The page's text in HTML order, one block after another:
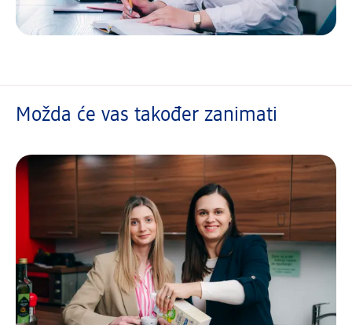
Možda će vas također zanimati